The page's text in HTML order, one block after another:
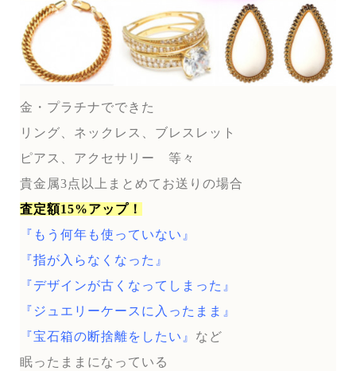
金・プラチナでできた
リング、ネックレス、ブレスレット
ピアス、アクセサリー 等々
貴金属3点以上まとめてお送りの場合
査定額15%アップ！
『もう何年も使っていない』
『指が入らなくなった』
『デザインが古くなってしまった』
『ジュエリーケースに入ったまま』
『宝石箱の断捨離をしたい』 など
眠ったままになっている